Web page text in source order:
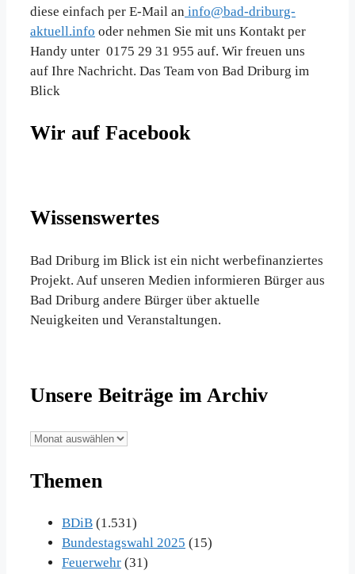
diese einfach per E-Mail an info@bad-driburg-
aktuell.info oder nehmen Sie mit uns Kontakt per
Handy unter 0175 29 31 955 auf. Wir freuen uns
auf Ihre Nachricht. Das Team von Bad Driburg im
Blick
Wir auf Facebook
Wissenswertes
Bad Driburg im Blick ist ein nicht werbefinanziertes
Projekt. Auf unseren Medien informieren Bürger aus
Bad Driburg andere Bürger über aktuelle
Neuigkeiten und Veranstaltungen.
Unsere Beiträge im Archiv
Unsere
im
Themen
BDiB (1.531)
Bundestagswahl 2025 (15)
Feuerwehr (31)